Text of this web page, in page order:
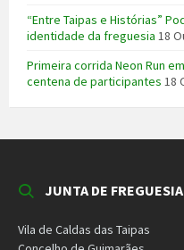
“Entre Taipas e Histórias”
identidade da freguesia 18
Primeira corrida Neon Run
centena de participantes 18
JUNTA DE
Vila de Caldas das Taipas